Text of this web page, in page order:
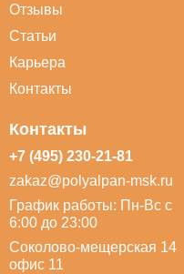
Отзывы
Статьи
Карьера
Контакты
Контакты
+7 (495) 230-21-81
zakaz@polyalpan-msk.ru
График работы: Пн-Вс с
6:00 до 23:00
Соколово-мещерская 14
офис 11